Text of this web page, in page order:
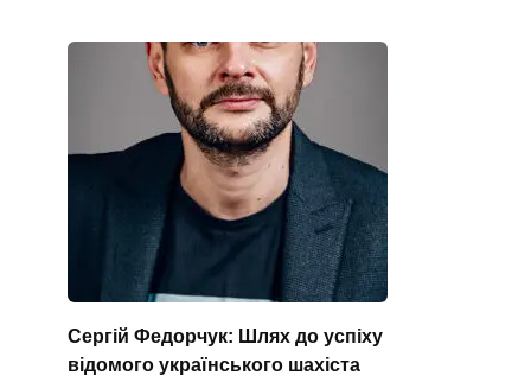
Сергій Федорчук: Шлях до успіху
відомого українського шахіста